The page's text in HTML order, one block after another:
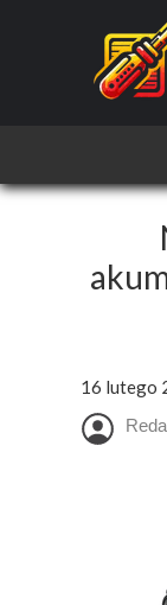
16 lutego